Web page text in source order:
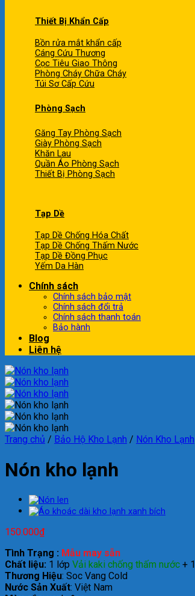
Thiết Bị Khẩn Cấp
Bồn rửa mắt khẩn cấp
Cáng Cứu Thương
Cọc Tiêu Giao Thông
Phòng Cháy Chữa Cháy
Túi Sơ Cấp Cứu
Phòng Sạch
Găng Tay Phòng Sạch
Giày Phòng Sạch
Khăn Lau
Quần Áo Phòng Sạch
Thiết Bị Phòng Sạch
Tạp Dề
Tạp Dề Chống Hóa Chất
Tạp Dề Chống Thấm Nước
Tạp Dề Đồng Phục
Yếm Da Hàn
Chính sách
Chính sách bảo mật
Chính sách đổi trả
Chính sách thanh toán
Bảo hành
Blog
Liên hệ
Trang chủ / Bảo Hộ Kho Lạnh / Nón Kho Lạnh
Nón kho lạnh
150.000₫
Tình Trạng : Mẫu may sẵn
Chất liệu: 1 lớp Vải kaki chống thấm nước + 1
Thương Hiệu: Soc Vang Cold
Nước Sản Xuất: Việt Nam